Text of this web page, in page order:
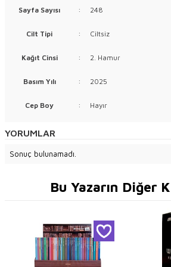
Sayfa Sayısı : 248
Cilt Tipi : Ciltsiz
Kağıt Cinsi : 2. Hamur
Basım Yılı : 2025
Cep Boy : Hayır
YORUMLAR
Sonuç bulunamadı.
Bu Yazarın Diğer